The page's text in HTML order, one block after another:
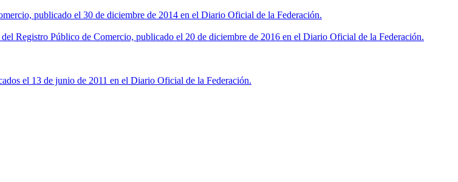
publicado el 30 de diciembre de 2014 en el Diario Oficial de la Federación.
Registro Público de Comercio, publicado el 20 de diciembre de 2016 en el Diario Oficial de la Federación.
el 13 de junio de 2011 en el Diario Oficial de la Federación.